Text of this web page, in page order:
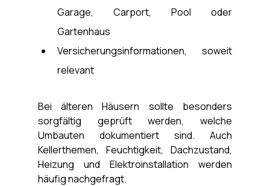
Garage, Carport, Pool oder
Gartenhaus
Versicherungsinformationen, soweit
relevant
Bei älteren Häusern sollte besonders
sorgfältig geprüft werden, welche
Umbauten dokumentiert sind. Auch
Kellerthemen, Feuchtigkeit, Dachzustand,
Heizung und Elektroinstallation werden
häufig nachgefragt.